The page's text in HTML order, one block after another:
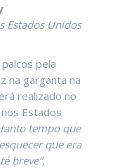
Estados Unidos
pela
na garganta na
realizado no
Estados
tempo que
que era
breve”,